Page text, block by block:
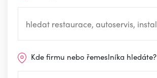
Kde firmu nebo řemeslníka hledáte?